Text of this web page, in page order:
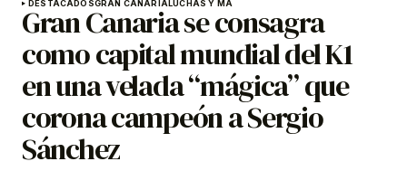
DESTACADOSGRAN CANARIALUCHAS Y MA
Gran Canaria se consagra
como capital mundial del K1
en una velada “mágica” que
corona campeón a Sergio
Sánchez